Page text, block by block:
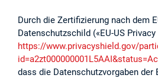
Durch die Zertifizierung nach dem
Datenschutzschild («EU-US Privacy
https://www.privacyshield.gov/
dass die Datenschutzvorgaben der